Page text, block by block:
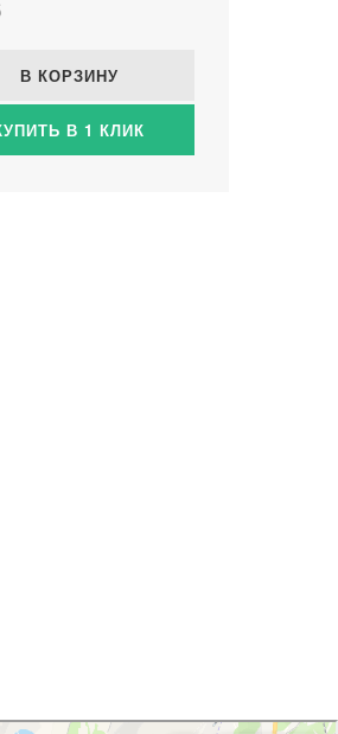
В КОРЗИНУ
В 1 КЛИК